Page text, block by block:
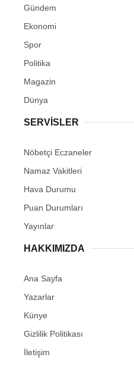
Gündem
Ekonomi
Spor
Politika
Magazin
Dünya
SERVİSLER
Nöbetçi Eczaneler
Namaz Vakitleri
Hava Durumu
Puan Durumları
Yayınlar
HAKKIMIZDA
Ana Sayfa
Yazarlar
Künye
Gizlilik Politikası
İletişim